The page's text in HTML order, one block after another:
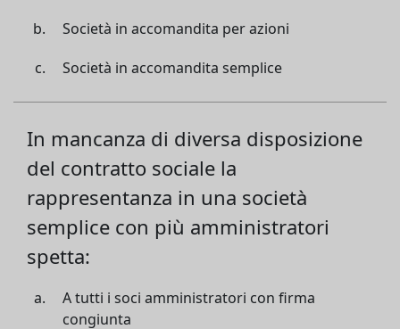
Società in accomandita per azioni
Società in accomandita semplice
In mancanza di diversa disposizione
del contratto sociale la
rappresentanza in una società
semplice con più amministratori
spetta:
A tutti i soci amministratori con firma
congiunta